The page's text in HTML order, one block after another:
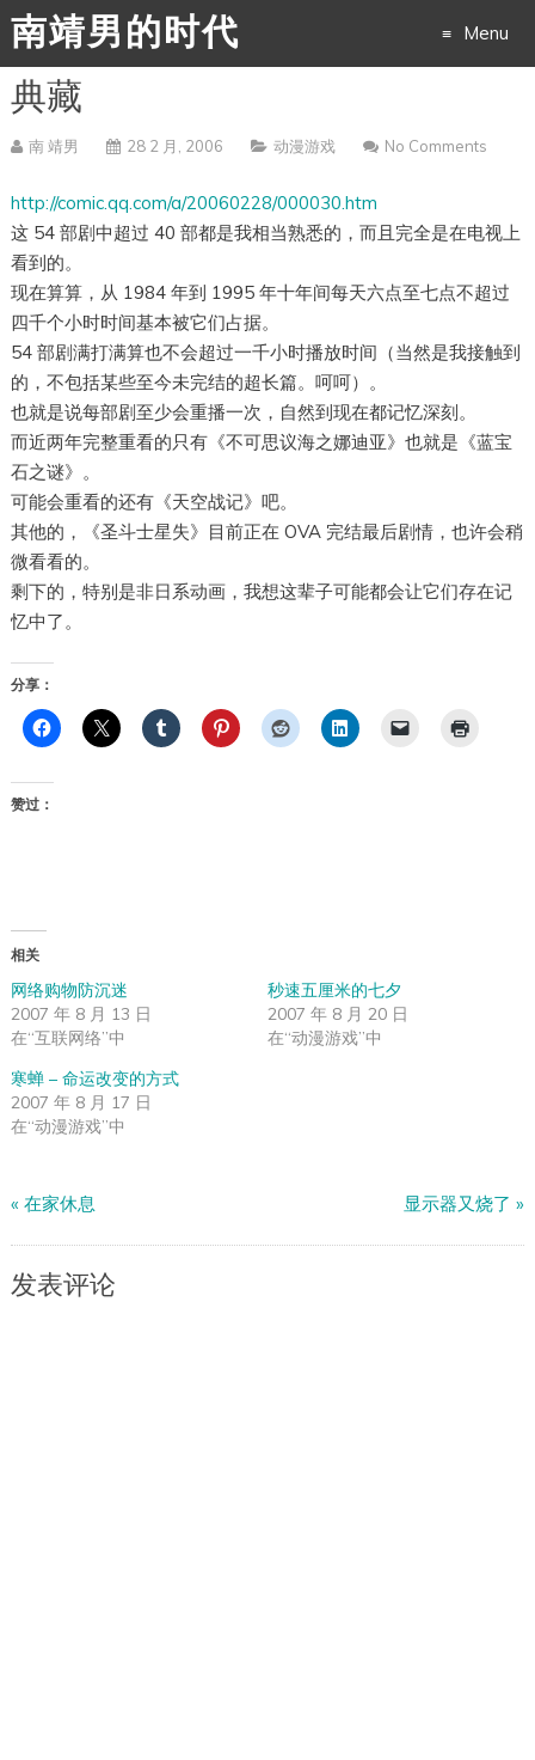
南靖男的时代 Menu
to
典藏
南 靖男 28 2 月, 2006 动漫游戏 No Comments
http://comic.qq.com/a/20060228/000030.htm
这 54 部剧中超过 40 部都是我相当熟悉的，而且完全是在电视上
看到的。
现在算算，从 1984 年到 1995 年十年间每天六点至七点不超过
四千个小时时间基本被它们占据。
54 部剧满打满算也不会超过一千小时播放时间（当然是我接触到
的，不包括某些至今未完结的超长篇。呵呵）。
也就是说每部剧至少会重播一次，自然到现在都记忆深刻。
而近两年完整重看的只有《不可思议海之娜迪亚》也就是《蓝宝
石之谜》。
可能会重看的还有《天空战记》吧。
其他的，《圣斗士星失》目前正在 OVA 完结最后剧情，也许会稍
微看看的。
剩下的，特别是非日系动画，我想这辈子可能都会让它们存在记
忆中了。
分享：
赞过：
相关
网络购物防沉迷
2007 年 8 月 13 日
在“互联网络”中
秒速五厘米的七夕
2007 年 8 月 20 日
在“动漫游戏”中
寒蝉 – 命运改变的方式
2007 年 8 月 17 日
在“动漫游戏”中
« 在家休息 显示器又烧了 »
发表评论